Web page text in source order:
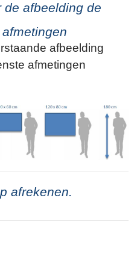
de afbeelding de
afbeelding
afmetingen
afrekenen.